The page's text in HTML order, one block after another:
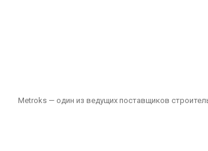
Metroks — один из ведущих поставщиков